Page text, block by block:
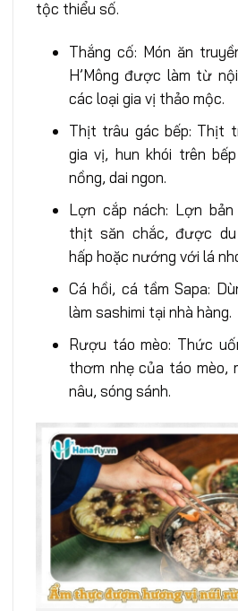
tộc thiểu số.
Thắng cố: Món ăn
H’Mông được làm từ
các loại gia vị thảo mộc.
Thịt trâu gác bếp: Thịt
gia vị, hun khói trên
nồng, dai ngon.
Lợn cắp nách: Lợn
thịt săn chắc, được
hấp hoặc nướng với lá
Cá hồi, cá tầm Sapa:
làm sashimi tại nhà hàng.
Rượu táo mèo: Thức
thơm nhẹ của táo mèo,
nâu, sóng sánh.